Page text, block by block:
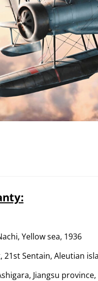
Yellow sea, 1936
21st Sentain, Aleutian
Jiangsu